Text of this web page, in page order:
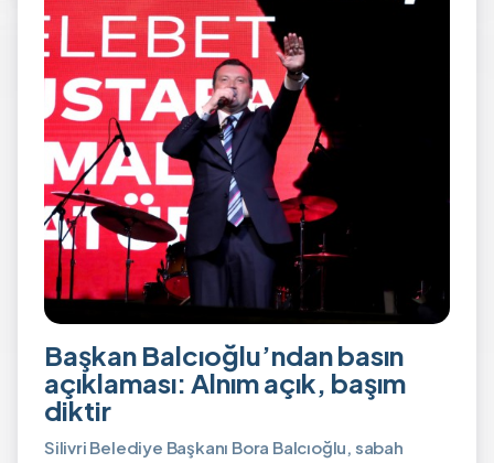
Başkan Balcıoğlu’ndan basın
açıklaması: Alnım açık, başım
diktir
Silivri Belediye Başkanı Bora Balcıoğlu, sabah